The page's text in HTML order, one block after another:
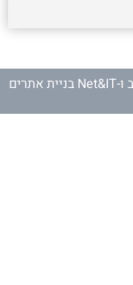
ו- Net&IT בניית אתרים